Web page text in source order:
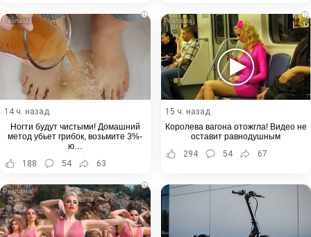
i
14 ч. назад
Ногти будут чистыми! Домашний
метод убьет грибок, возьмите 3%-
ю…
188
54 63
i
15 ч. назад
Королева вагона отожгла! Видео не
оставит равнодушным
294
54 67
i